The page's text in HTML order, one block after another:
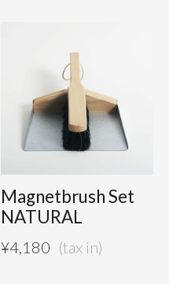
Magnetbrush Set
NATURAL
¥4,180